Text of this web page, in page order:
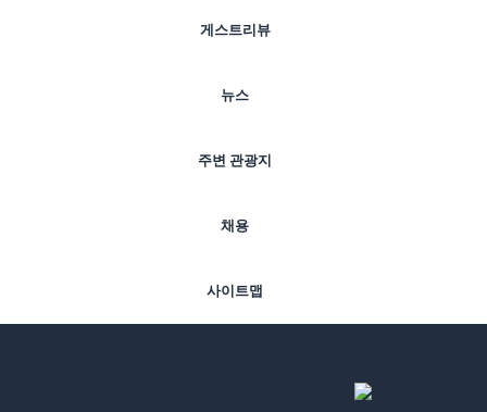
게스트리뷰
뉴스
주변 관광지
채용
사이트맵